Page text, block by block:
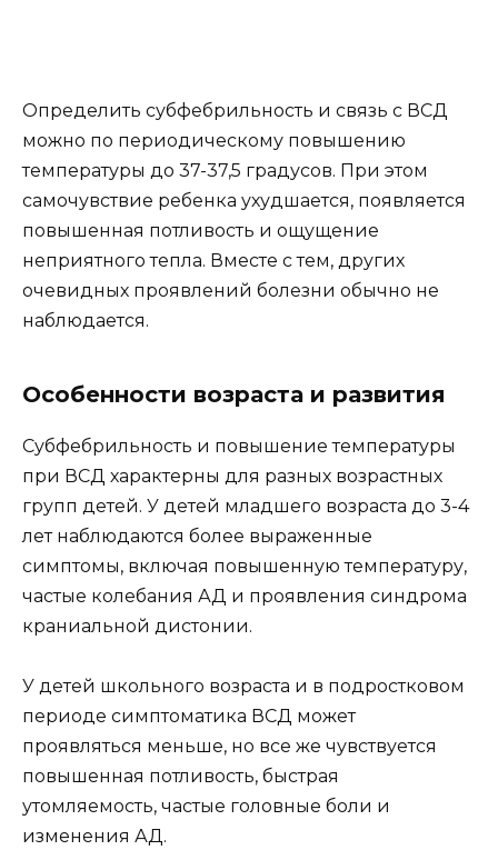
Определить субфебрильность и связь с ВСД
можно по периодическому повышению
температуры до 37-37,5 градусов. При этом
самочувствие ребенка ухудшается, появляется
повышенная потливость и ощущение
неприятного тепла. Вместе с тем, других
очевидных проявлений болезни обычно не
наблюдается.
Особенности возраста и развития
Субфебрильность и повышение температуры
при ВСД характерны для разных возрастных
групп детей. У детей младшего возраста до 3-4
лет наблюдаются более выраженные
симптомы, включая повышенную температуру,
частые колебания АД и проявления синдрома
краниальной дистонии.
У детей школьного возраста и в подростковом
периоде симптоматика ВСД может
проявляться меньше, но все же чувствуется
повышенная потливость, быстрая
утомляемость, частые головные боли и
изменения АД.